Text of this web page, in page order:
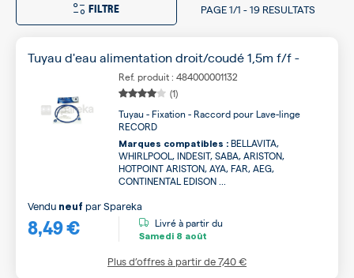
FILTRE PAGE 1/1 -19 RESULTATS
Tuyau d'eau alimentation droit/coudé 1,5m f/f -
Ref. produit : 484000001132
(1)
Tuyau - Fixation - Raccord pour Lave-linge
RECORD
Marques compatibles : BELLAVITA,
WHIRLPOOL, INDESIT, SABA, ARISTON,
HOTPOINT ARISTON, AYA, FAR, AEG,
CONTINENTAL EDISON ...
8,49 €
Vendu neuf parSpareka
Livré à partir du
Samedi 8 août
Plus d’offres à partir de7,40 €